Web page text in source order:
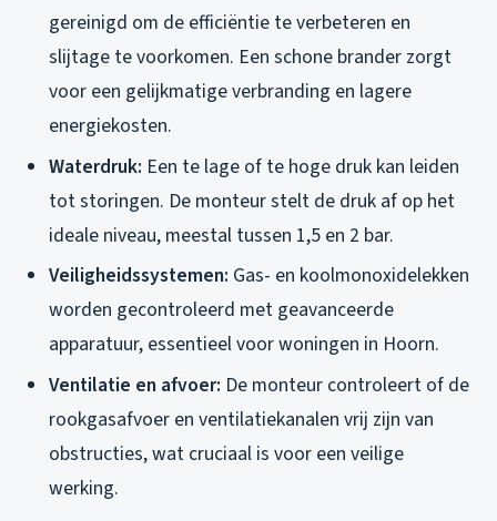
gereinigd om de efficiëntie te verbeteren en
slijtage te voorkomen. Een schone brander zorgt
voor een gelijkmatige verbranding en lagere
energiekosten.
Waterdruk: Een te lage of te hoge druk kan leiden
tot storingen. De monteur stelt de druk af op het
ideale niveau, meestal tussen 1,5 en 2 bar.
Veiligheidssystemen: Gas- en koolmonoxidelekken
worden gecontroleerd met geavanceerde
apparatuur, essentieel voor woningen in Hoorn.
Ventilatie en afvoer: De monteur controleert of de
rookgasafvoer en ventilatiekanalen vrij zijn van
obstructies, wat cruciaal is voor een veilige
werking.